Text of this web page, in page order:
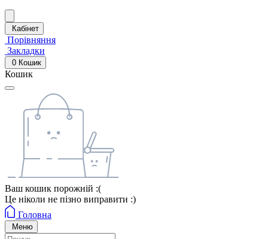
Кабінет
Порівняння
Закладки
0 Кошик
Кошик
Ваш кошик порожній :(
Це ніколи не пізно виправити :)
Головна
Меню